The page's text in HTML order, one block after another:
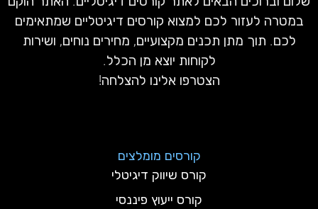
במטרה לעזור לכם למצוא קורסים דיגיטליים שמתאימים
לכם. תוך מתן תכנים מקצועיים, מחירים נוחים, ושירות
לקוחות יוצא מן הכלל.
הצטרפו אלינו להצלחה!
קורסים מומלצים
קורס שיווק דיגיטלי
קורס ייעוץ פיננסי